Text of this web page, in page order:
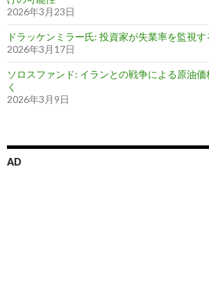
2026年3月23日
ドラッケンミラー氏: 投資家が失業率を監視
2026年3月17日
ソロスファンド: イランとの戦争による原油
く
2026年3月9日
AD